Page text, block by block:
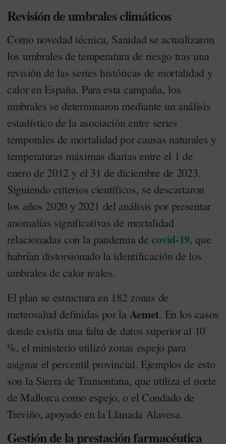
Revisión de umbrales climáticos
Como novedad técnica, Sanidad se actualizaron
los umbrales de temperatura de riesgo tras una
revisión de las series históricas de mortalidad y
calor en España. Para esta campaña, los
umbrales se determinaron mediante un análisis
estadístico de la asociación entre series
temporales de mortalidad por causas naturales y
temperaturas máximas diarias entre el 1 de
enero de 2012 y el 31 de diciembre de 2023.
Siguiendo criterios científicos, se descartaron
los años 2020 y 2021 del análisis por presentar
anomalías significativas de mortalidad
relacionadas con la pandemia decovid-19, que
habrían distorsionado la identificación de los
umbrales de calor reales.
El plan se estructura en 182 zonas de
meteosalud definidas por la Aemet. En los casos
donde existía una falta de datos superior al 10
%, el ministerio utilizó zonas espejo para
asignar el percentil provincial. Ejemplos de esto
son la Sierra de Tramontana, que utiliza el norte
de Mallorca como espejo, o el Condado de
Treviño, apoyado en la Llanada Alavesa.
Gestión de la prestación farmacéutica